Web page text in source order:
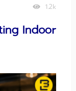
1.2k
Indoor